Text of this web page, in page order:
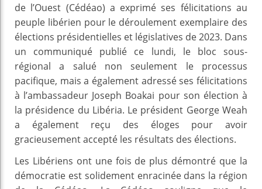
de l’Ouest (Cédéao) a exprimé ses félicitations au
peuple libérien pour le déroulement exemplaire des
élections présidentielles et législatives de 2023. Dans
un communiqué publié ce lundi, le bloc sous-
régional a salué non seulement le processus
pacifique, mais a également adressé ses félicitations
à l’ambassadeur Joseph Boakai pour son élection à
la présidence du Libéria. Le président George Weah
a également reçu des éloges pour avoir
gracieusement accepté les résultats des élections.
Les Libériens ont une fois de plus démontré que la
démocratie est solidement enracinée dans la région